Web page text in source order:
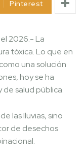
Pinterest
2026.- La
tóxica. Lo que en
una solución
hoy se ha
salud pública.
las lluvias, sino
de desechos